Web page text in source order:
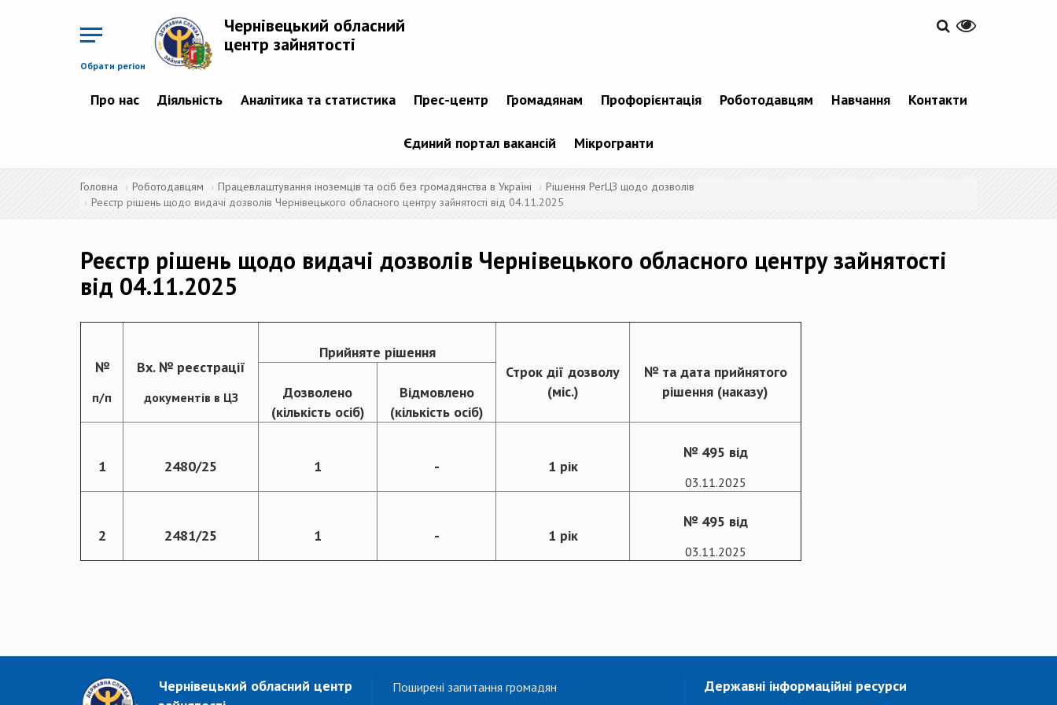
Обрати регіон
Чернівецький обласний
центр зайнятості
Про нас Діяльність Аналітика та статистика Прес-центр Громадянам Профорієнтація Роботодавцям Навчання Контакти
Єдиний портал вакансій Мікрогранти
Головна Роботодавцям Працевлаштування іноземців та осіб без громадянства в Україні
Рішення РегЦЗ щодо дозволів
Реєстр рішень щодо видачі дозволів Чернівецького обласного центру зайнятості від 04.11.2025
Реєстр рішень щодо видачі дозволів Чернівецького обласного центру зайнятості
від 04.11.2025
№
п/п
Вх. № реєстрації
документів в ЦЗ
Прийняте рішення
Строк дії дозволу
(міс.)
№ та дата прийнятого
рішення (наказу)
Дозволено
(кількість осіб)
Відмовлено
(кількість осіб)
1 2480/25 1 - 1 рік
№ 495 від
03.11.2025
2 2481/25 1 - 1 рік
№ 495 від
03.11.2025
Чернівецький обласний центр
Поширені запитання громадян
Державні інформаційні ресурси